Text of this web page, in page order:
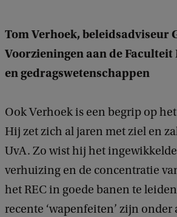
Tom Verhoek, beleidsadviseur
Voorzieningen aan de
en gedragswetenschappen
Ook Verhoek is een begrip op
Hij zet zich al jaren met ziel en
UvA. Zo wist hij het
verhuizing en de concentratie
het REC in goede banen te
recente ‘wapenfeiten’ zijn onder